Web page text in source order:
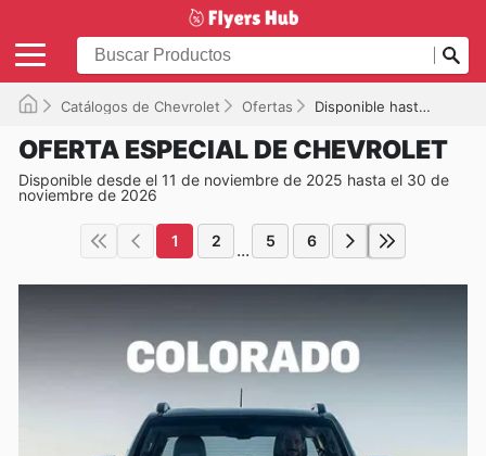
Catálogos de Chevrolet Ofertas Disponible hasta el 30/11/2026
OFERTA ESPECIAL DE CHEVROLET
Disponible desde el 11 de noviembre de 2025 hasta el 30 de
noviembre de 2026
1 2 ... 5 6